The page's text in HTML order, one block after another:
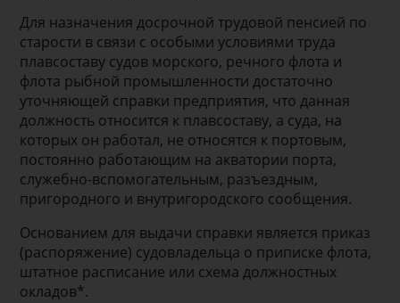
Для назначения досрочной трудовой пен­сией по
старости в связи с особыми усло­виями труда
плавсоставу судов морского, речного флота и
флота рыбной промышленности достаточно
уточняющей справки предприятия, что данная
долж­ность относится к плавсоставу, а суда, на
которых он работал, не относятся к портовым,
постоянно рабо­тающим на акватории порта,
служебно-вспомогательным, разъездным,
пригородного и внутригородского сообщения.
Основанием для выдачи справки является приказ
(распоряжение) судовладельца о приписке флота,
штат­ное расписание или схема должностных
окладов*.